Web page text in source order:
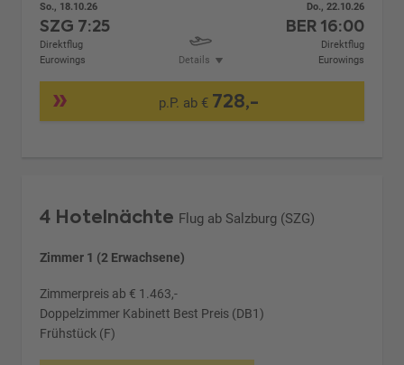
So., 18.10.26
SZG 7:25
Direktflug
Eurowings
Details
Do., 22.10.26
BER 16:00
Direktflug
Eurowings
p.P. ab € 728,-
4 Hotelnächte Flug ab Salzburg (SZG)
Zimmer 1 (2 Erwachsene)
Zimmerpreis ab € 1.463,-
Doppelzimmer Kabinett Best Preis (DB1)
Frühstück (F)